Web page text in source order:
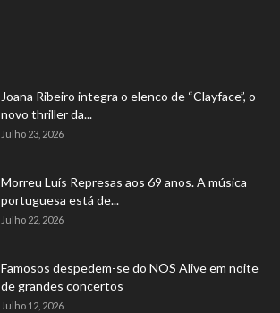
Joana Ribeiro integra o elenco de “Clayface”, o
novo thriller da...
Julho 23, 2026
Morreu Luís Represas aos 69 anos. A música
portuguesa está de...
Julho 22, 2026
Famosos despedem-se do NOS Alive em noite
de grandes concertos
Julho 12, 2026